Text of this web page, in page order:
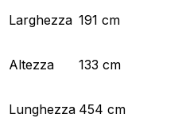
Larghezza 191 cm
Altezza 133 cm
Lunghezza 454 cm